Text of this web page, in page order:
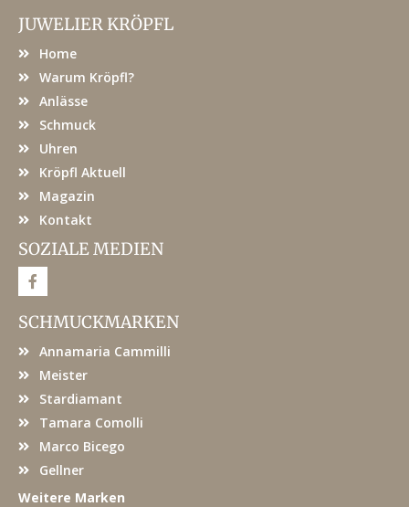
JUWELIER KRÖPFL
Home
Warum Kröpfl?
Anlässe
Schmuck
Uhren
Kröpfl Aktuell
Magazin
Kontakt
SOZIALE MEDIEN
F
a
e
b
o
SCHMUCKMARKEN
Annamaria Cammilli
Meister
Stardiamant
Tamara Comolli
Marco Bicego
Gellner
Weitere Marken